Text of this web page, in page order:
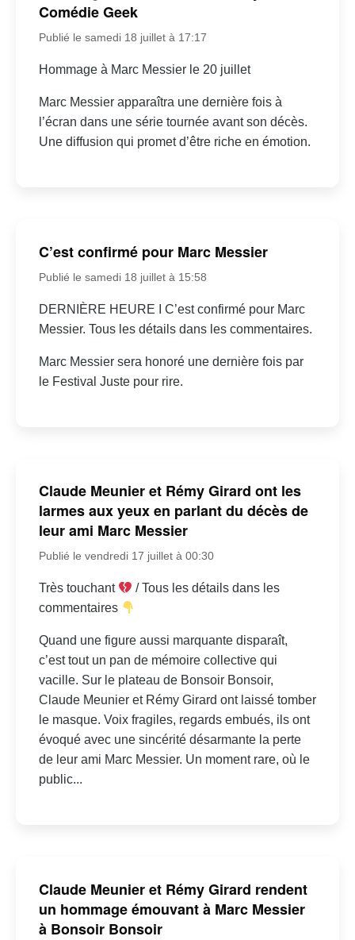
Comédie Geek
Publié le samedi 18 juillet à 17:17
Hommage à Marc Messier le 20 juillet
Marc Messier apparaîtra une dernière fois à
l’écran dans une série tournée avant son décès.
Une diffusion qui promet d’être riche en émotion.
C’est confirmé pour Marc Messier
Publié le samedi 18 juillet à 15:58
DERNIÈRE HEURE I C’est confirmé pour Marc
Messier. Tous les détails dans les commentaires.
Marc Messier sera honoré une dernière fois par
le Festival Juste pour rire.
Claude Meunier et Rémy Girard ont les
larmes aux yeux en parlant du décès de
leur ami Marc Messier
Publié le vendredi 17 juillet à 00:30
Très touchant
/ Tous les détails dans les
commentaires
Quand une figure aussi marquante disparaît,
c’est tout un pan de mémoire collective qui
vacille. Sur le plateau de Bonsoir Bonsoir,
Claude Meunier et Rémy Girard ont laissé tomber
le masque. Voix fragiles, regards embués, ils ont
évoqué avec une sincérité désarmante la perte
de leur ami Marc Messier. Un moment rare, où le
public...
Claude Meunier et Rémy Girard rendent
un hommage émouvant à Marc Messier
à Bonsoir Bonsoir